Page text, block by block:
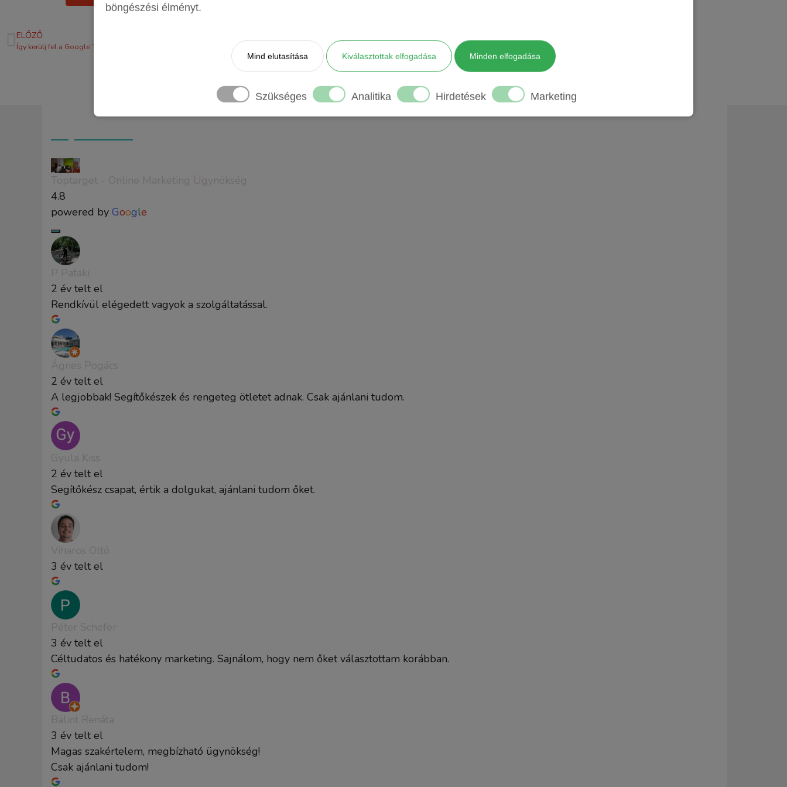
böngészési élményt.
Mind elutasítása Kiválasztottak elfogadása Minden elfogadása
Szükséges Analitika Hirdetések Marketing
ELŐZŐ
Így kerülj fel a Google Térképre Konverziómérés: mi az és mire jó
Ügyfeleink véleménye
4.8
powered by Google
2 év telt el
Rendkívül elégedett vagyok a szolgáltatással.
2 év telt el
A legjobbak! Segítőkészek és rengeteg ötletet adnak. Csak ajánlani tudom.
2 év telt el
Segítőkész csapat, értik a dolgukat, ajánlani tudom őket.
3 év telt el
3 év telt el
Céltudatos és hatékony marketing. Sajnálom, hogy nem őket választottam korábban.
3 év telt el
Magas szakértelem, megbízható ügynökség!
Csak ajánlani tudom!